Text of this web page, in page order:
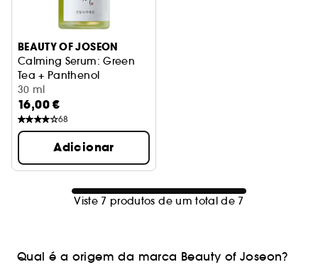
BEAUTY OF JOSEON
Calming Serum: Green
Tea + Panthenol
Calmante e hidratação reforçados
30 ml
16,00 €
68
Adicionar
Viste 7 produtos de um total de 7
Qual é a origem da marca Beauty of Joseon?